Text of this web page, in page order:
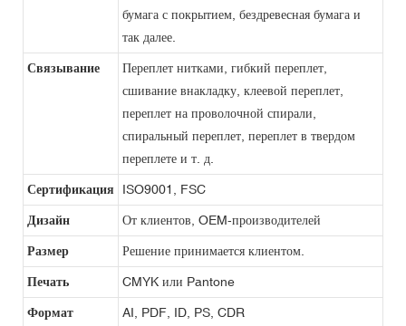
бумага с покрытием, бездревесная бумага и
так далее.
Связывание
Переплет нитками, гибкий переплет,
сшивание внакладку, клеевой переплет,
переплет на проволочной спирали,
спиральный переплет, переплет в твердом
переплете и т. д.
Сертификация ISO9001, FSC
Дизайн От клиентов, OEM-производителей
Размер Решение принимается клиентом.
Печать CMYK или Pantone
Формат
AI, PDF, ID, PS, CDR